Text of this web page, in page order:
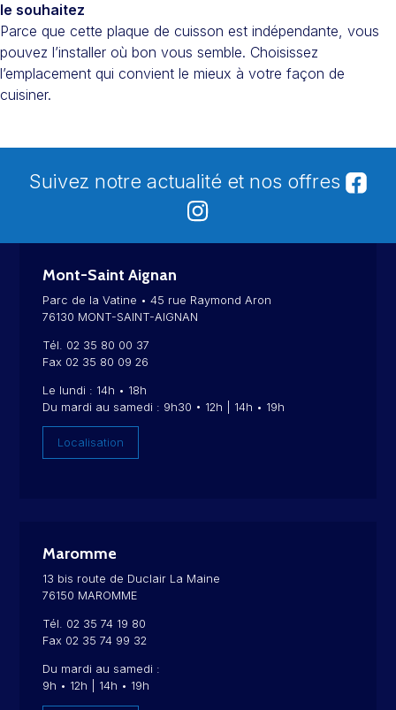
le souhaitez
Parce que cette plaque de cuisson est indépendante, vous
pouvez l’installer où bon vous semble. Choisissez
l’emplacement qui convient le mieux à votre façon de
cuisiner.
Suivez notre actualité et nos offres
Mont-Saint Aignan
Parc de la Vatine • 45 rue Raymond Aron
76130 MONT-SAINT-AIGNAN
Tél. 02 35 80 00 37
Fax 02 35 80 09 26
Le lundi : 14h • 18h
Du mardi au samedi : 9h30 • 12h | 14h • 19h
Localisation
Maromme
13 bis route de Duclair La Maine
76150 MAROMME
Tél. 02 35 74 19 80
Fax 02 35 74 99 32
Du mardi au samedi :
9h • 12h | 14h • 19h